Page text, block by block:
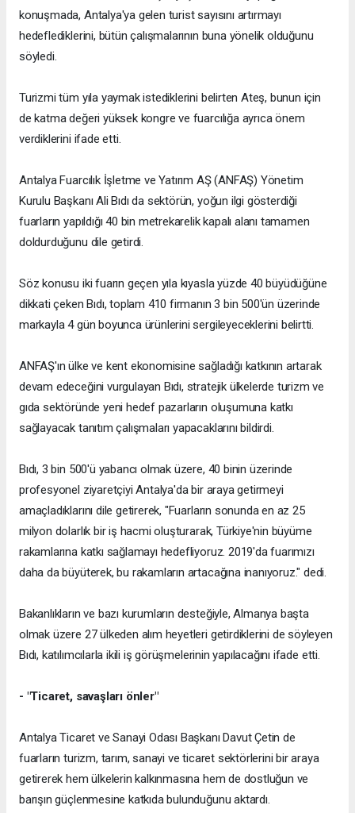
konuşmada, Antalya'ya gelen turist sayısını artırmayı
hedeflediklerini, bütün çalışmalarının buna yönelik olduğunu
söyledi.
Turizmi tüm yıla yaymak istediklerini belirten Ateş, bunun için
de katma değeri yüksek kongre ve fuarcılığa ayrıca önem
verdiklerini ifade etti.
Antalya Fuarcılık İşletme ve Yatırım AŞ (ANFAŞ) Yönetim
Kurulu Başkanı Ali Bıdı da sektörün, yoğun ilgi gösterdiği
fuarların yapıldığı 40 bin metrekarelik kapalı alanı tamamen
doldurduğunu dile getirdi.
Söz konusu iki fuarın geçen yıla kıyasla yüzde 40 büyüdüğüne
dikkati çeken Bıdı, toplam 410 firmanın 3 bin 500'ün üzerinde
markayla 4 gün boyunca ürünlerini sergileyeceklerini belirtti.
ANFAŞ'ın ülke ve kent ekonomisine sağladığı katkının artarak
devam edeceğini vurgulayan Bıdı, stratejik ülkelerde turizm ve
gıda sektöründe yeni hedef pazarların oluşumuna katkı
sağlayacak tanıtım çalışmaları yapacaklarını bildirdi.
Bıdı, 3 bin 500'ü yabancı olmak üzere, 40 binin üzerinde
profesyonel ziyaretçiyi Antalya'da bir araya getirmeyi
amaçladıklarını dile getirerek, "Fuarların sonunda en az 25
milyon dolarlık bir iş hacmi oluşturarak, Türkiye'nin büyüme
rakamlarına katkı sağlamayı hedefliyoruz. 2019'da fuarımızı
daha da büyüterek, bu rakamların artacağına inanıyoruz." dedi.
Bakanlıkların ve bazı kurumların desteğiyle, Almanya başta
olmak üzere 27 ülkeden alım heyetleri getirdiklerini de söyleyen
Bıdı, katılımcılarla ikili iş görüşmelerinin yapılacağını ifade etti.
- "Ticaret, savaşları önler"
Antalya Ticaret ve Sanayi Odası Başkanı Davut Çetin de
fuarların turizm, tarım, sanayi ve ticaret sektörlerini bir araya
getirerek hem ülkelerin kalkınmasına hem de dostluğun ve
barışın güçlenmesine katkıda bulunduğunu aktardı.